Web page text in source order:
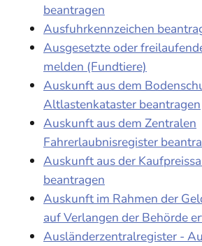
beantragen
Ausfuhrkennzeichen
Ausgesetzte oder
melden (Fundtiere)
Auskunft aus dem
Altlastenkataster beantragen
Auskunft aus dem Zentralen
Fahrerlaubnisregister
Auskunft aus der
beantragen
Auskunft im Rahmen der
auf Verlangen der Behörde
Ausländerzentralregister -